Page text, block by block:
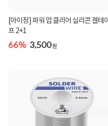
[아이정] 파워 업 클리어 실리콘 겔테이
프 2+1
66% 3,500원